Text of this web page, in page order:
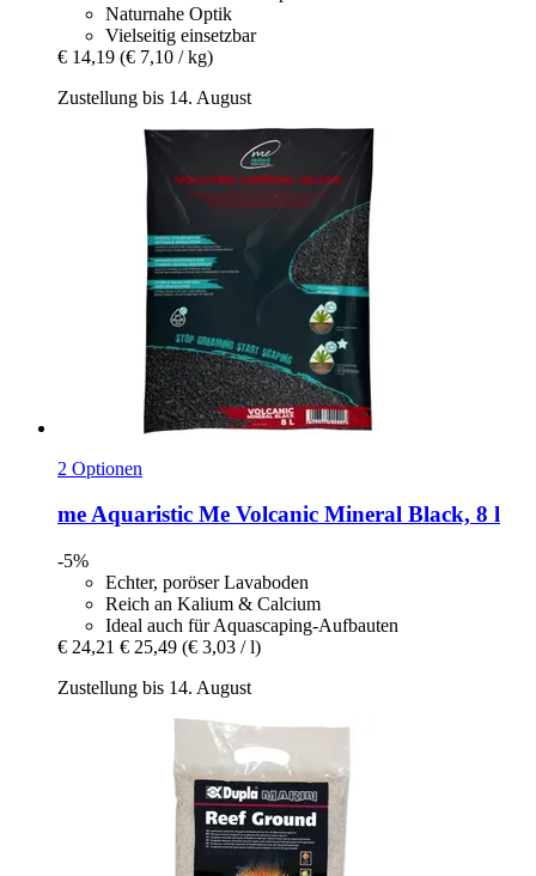
Naturnahe Optik
Vielseitig einsetzbar
€ 14,19 (€ 7,10 / kg)
Zustellung bis 14. August
2 Optionen
me Aquaristic Me Volcanic Mineral Black, 8 l
-5%
Echter, poröser Lavaboden
Reich an Kalium & Calcium
Ideal auch für Aquascaping-Aufbauten
€ 24,21 € 25,49 (€ 3,03 / l)
Zustellung bis 14. August